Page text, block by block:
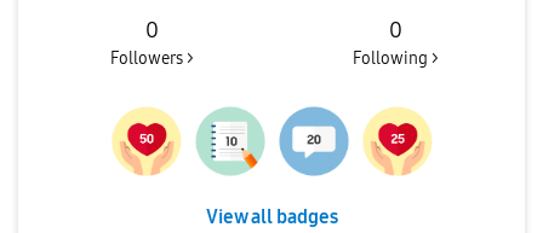
0
Followers >
0
Following >
View all badges